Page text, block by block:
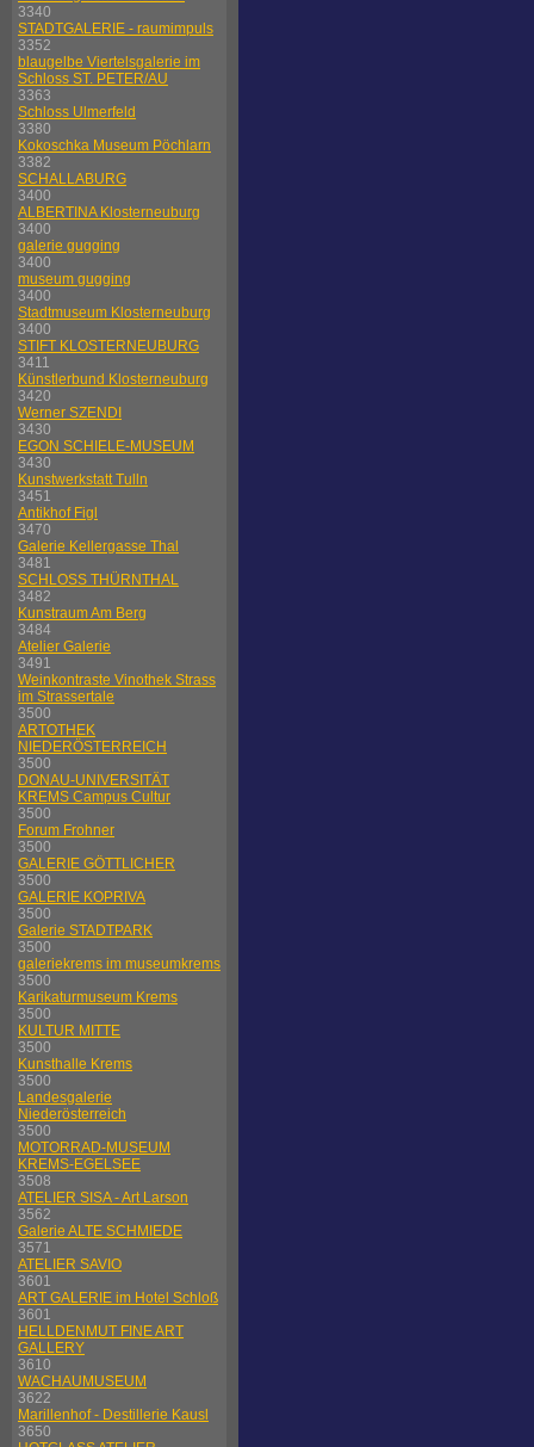
3340
STADTGALERIE - raumimpuls
3352
blaugelbe Viertelsgalerie im
Schloss ST. PETER/AU
3363
Schloss Ulmerfeld
3380
Kokoschka Museum Pöchlarn
3382
SCHALLABURG
3400
ALBERTINA Klosterneuburg
3400
galerie gugging
3400
museum gugging
3400
Stadtmuseum Klosterneuburg
3400
STIFT KLOSTERNEUBURG
3411
Künstlerbund Klosterneuburg
3420
Werner SZENDI
3430
EGON SCHIELE-MUSEUM
3430
Kunstwerkstatt Tulln
3451
Antikhof Figl
3470
Galerie Kellergasse Thal
3481
SCHLOSS THÜRNTHAL
3482
Kunstraum Am Berg
3484
Atelier Galerie
3491
Weinkontraste Vinothek Strass
im Strassertale
3500
ARTOTHEK
NIEDERÖSTERREICH
3500
DONAU-UNIVERSITÄT
KREMS Campus Cultur
3500
Forum Frohner
3500
GALERIE GÖTTLICHER
3500
GALERIE KOPRIVA
3500
Galerie STADTPARK
3500
galeriekrems im museumkrems
3500
Karikaturmuseum Krems
3500
KULTUR MITTE
3500
Kunsthalle Krems
3500
Landesgalerie
Niederösterreich
3500
MOTORRAD-MUSEUM
KREMS-EGELSEE
3508
ATELIER SISA - Art Larson
3562
Galerie ALTE SCHMIEDE
3571
ATELIER SAVIO
3601
ART GALERIE im Hotel Schloß
3601
HELLDENMUT FINE ART
GALLERY
3610
WACHAUMUSEUM
3622
Marillenhof - Destillerie Kausl
3650